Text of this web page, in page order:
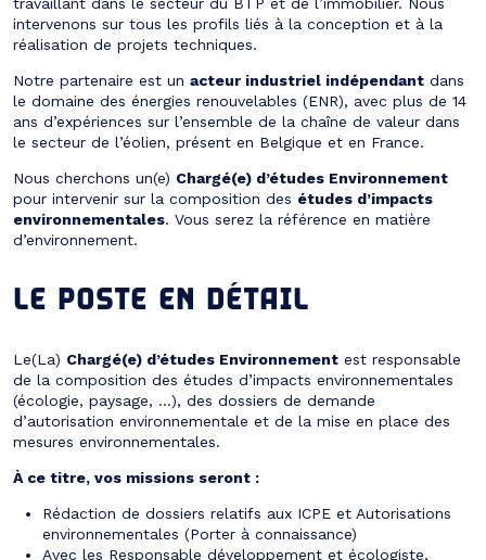
intervenons sur tous les profils liés à la conception et à la
réalisation de projets techniques.
Notre partenaire est un acteur industriel indépendant dans
le domaine des énergies renouvelables (ENR), avec plus de 14
ans d’expériences sur l’ensemble de la chaîne de valeur dans
le secteur de l’éolien, présent en Belgique et en France.
Nous cherchons un(e) Chargé(e) d’études Environnement
pour intervenir sur la composition des études d’impacts
environnementales. Vous serez la référence en matière
d’environnement.
LE POSTE EN DÉTAIL
Le(La) Chargé(e) d’études Environnement est responsable
de la composition des études d’impacts environnementales
(écologie, paysage, …), des dossiers de demande
d’autorisation environnementale et de la mise en place des
mesures environnementales.
À ce titre, vos missions seront :
Rédaction de dossiers relatifs aux ICPE et Autorisations
environnementales (Porter à connaissance)
Avec les Responsable développement et écologiste,